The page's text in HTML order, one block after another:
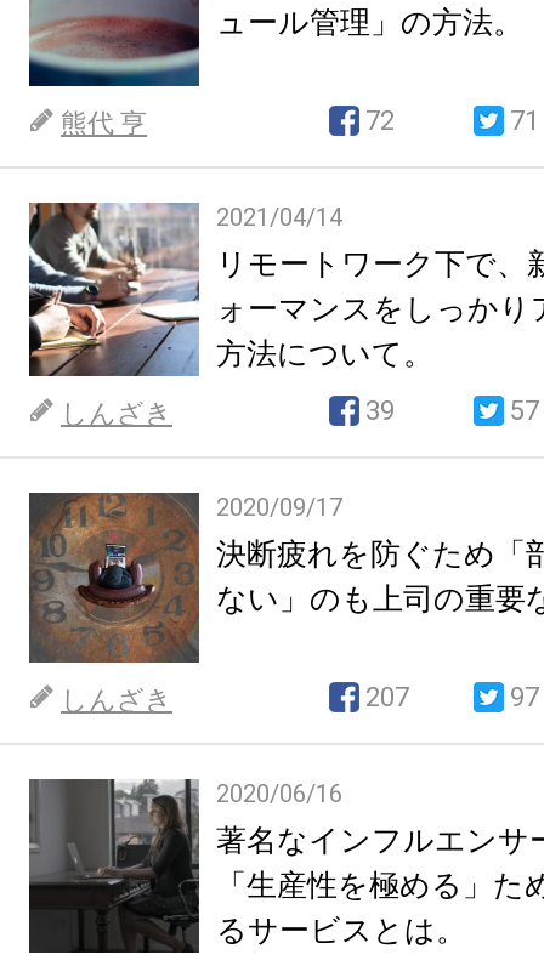
ュール管理」の方法。
熊代 亨 72 71
2021/04/14
リモートワーク下で、
ォーマンスをしっかり
方法について。
しんざき 39 57
2020/09/17
決断疲れを防ぐため「
ない」のも上司の重要
しんざき 207 97
2020/06/16
著名なインフルエンサ
「生産性を極める」
るサービスとは。